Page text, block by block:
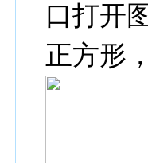
口打开
正方形